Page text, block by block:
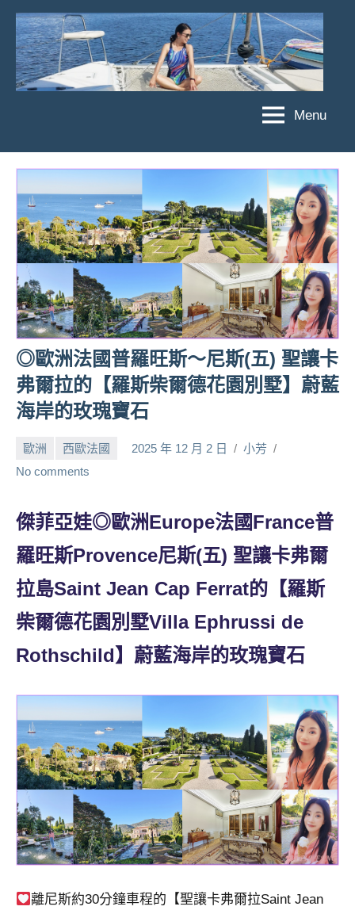
Skip
content
菲
亞
娃
JEFFIA
FANG
粉
絲
團、
主
題
旅
遊、
達
人
帶
路、
遊
節
賓、
News
金
探
號
節
班
外
節
目
主
持、
吳
哥
窟
泰
旅
Menu
◎歐洲法國普羅旺斯～尼斯(五) 聖讓卡
弗爾拉的【羅斯柴爾德花園別墅】蔚藍
海岸的玫瑰寶石
歐洲 西歐法國 2025 年 12 月 2 日
小芳
No comments
傑菲亞娃◎歐洲Europe法國France普
羅旺斯Provence尼斯(五) 聖讓卡弗爾
拉島Saint Jean Cap Ferrat的【羅斯
柴爾德花園別墅Villa Ephrussi de
Rothschild】蔚藍海岸的玫瑰寶石
離尼斯約30分鐘車程的【聖讓卡弗爾拉Saint Jean